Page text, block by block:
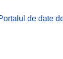
de date